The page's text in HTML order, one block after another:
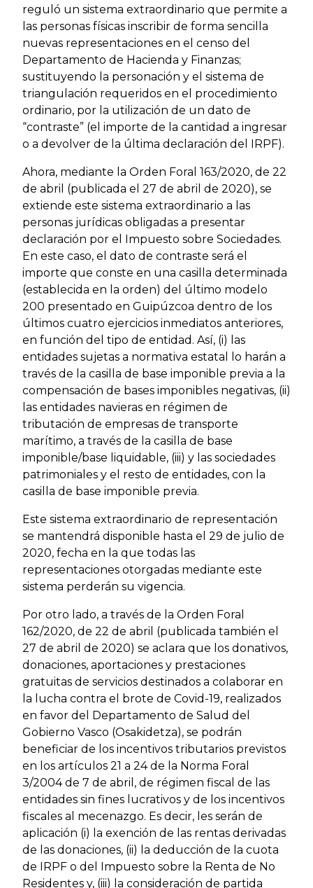
reguló un sistema extraordinario que permite a
las personas físicas inscribir de forma sencilla
nuevas representaciones en el censo del
Departamento de Hacienda y Finanzas;
sustituyendo la personación y el sistema de
triangulación requeridos en el procedimiento
ordinario, por la utilización de un dato de
“contraste” (el importe de la cantidad a ingresar
o a devolver de la última declaración del IRPF).
Ahora, mediante la Orden Foral 163/2020, de 22
de abril (publicada el 27 de abril de 2020), se
extiende este sistema extraordinario a las
personas jurídicas obligadas a presentar
declaración por el Impuesto sobre Sociedades.
En este caso, el dato de contraste será el
importe que conste en una casilla determinada
(establecida en la orden) del último modelo
200 presentado en Guipúzcoa dentro de los
últimos cuatro ejercicios inmediatos anteriores,
en función del tipo de entidad. Así, (i) las
entidades sujetas a normativa estatal lo harán a
través de la casilla de base imponible previa a la
compensación de bases imponibles negativas, (ii)
las entidades navieras en régimen de
tributación de empresas de transporte
marítimo, a través de la casilla de base
imponible/base liquidable, (iii) y las sociedades
patrimoniales y el resto de entidades, con la
casilla de base imponible previa.
Este sistema extraordinario de representación
se mantendrá disponible hasta el 29 de julio de
2020, fecha en la que todas las
representaciones otorgadas mediante este
sistema perderán su vigencia.
Por otro lado, a través de la Orden Foral
162/2020, de 22 de abril (publicada también el
27 de abril de 2020) se aclara que los donativos,
donaciones, aportaciones y prestaciones
gratuitas de servicios destinados a colaborar en
la lucha contra el brote de Covid-19, realizados
en favor del Departamento de Salud del
Gobierno Vasco (Osakidetza), se podrán
beneficiar de los incentivos tributarios previstos
en los artículos 21 a 24 de la Norma Foral
3/2004 de 7 de abril, de régimen fiscal de las
entidades sin fines lucrativos y de los incentivos
fiscales al mecenazgo. Es decir, les serán de
aplicación (i) la exención de las rentas derivadas
de las donaciones, (ii) la deducción de la cuota
de IRPF o del Impuesto sobre la Renta de No
Residentes y, (iii) la consideración de partida